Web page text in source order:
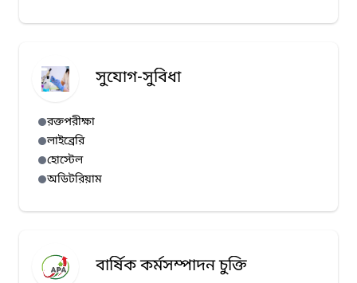
সুযোগ-সুবিধা
রক্তপরীক্ষা
লাইব্রেরি
হোস্টেল
অডিটরিয়াম
বার্ষিক কর্মসম্পাদন চুক্তি